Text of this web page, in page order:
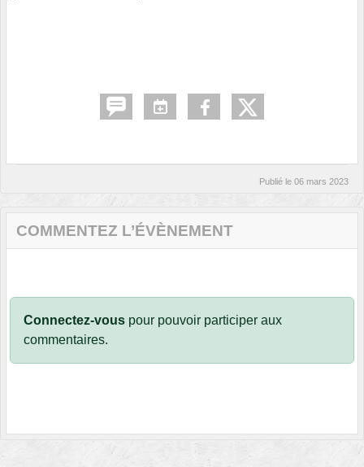
Publié le 06 mars 2023
COMMENTEZ L’ÉVÈNEMENT
Connectez-vous pour pouvoir participer aux
commentaires.